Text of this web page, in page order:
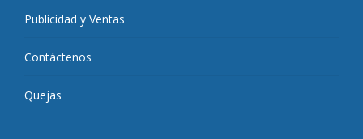
Publicidad y Ventas
Contáctenos
Quejas